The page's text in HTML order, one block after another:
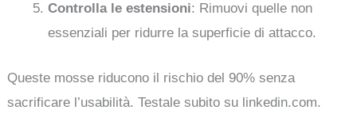
Controlla le estensioni: Rimuovi quelle non
essenziali per ridurre la superficie di attacco.
Queste mosse riducono il rischio del 90% senza
sacrificare l’usabilità. Testale subito su linkedin.com.